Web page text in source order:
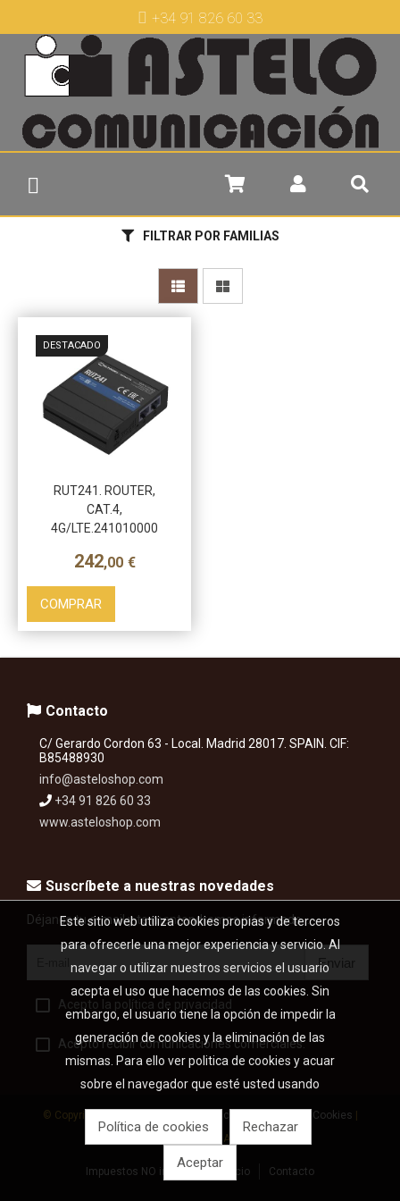
+34 91 826 60 33
FILTRAR POR FAMILIAS
DESTACADO
RUT241. ROUTER,
CAT.4,
4G/LTE.241010000
242,00 €
COMPRAR
Contacto
C/ Gerardo Cordon 63 - Local. Madrid 28017. SPAIN. CIF:
B85488930
info@asteloshop.com
+34 91 826 60 33
www.asteloshop.com
Suscríbete a nuestras novedades
Déjanos tu e-mail y te mantendremos informado...
Enviar
Acepto la política de privacidad
Acepto recibir comunicaciones comerciales.
© Copyright 2026 | Política de privacidad Cookies
Desarrollo web: Astelo
Impuestos NO incluidos Inicio Contacto
Este sitio web utiliza cookies propias y de terceros
para ofrecerle una mejor experiencia y servicio. Al
navegar o utilizar nuestros servicios el usuario
acepta el uso que hacemos de las cookies. Sin
embargo, el usuario tiene la opción de impedir la
generación de cookies y la eliminación de las
mismas. Para ello ver politica de cookies y acuar
sobre el navegador que esté usted usando
Política de cookies Rechazar
Aceptar